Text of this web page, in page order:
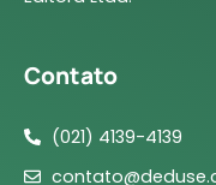
Contato
(021) 4139-4139